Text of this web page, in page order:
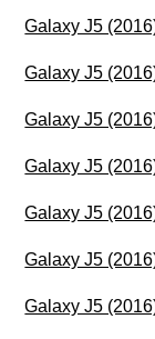
Galaxy J5
Galaxy J5
Galaxy J5
Galaxy J5
Galaxy J5
Galaxy J5
Galaxy J5